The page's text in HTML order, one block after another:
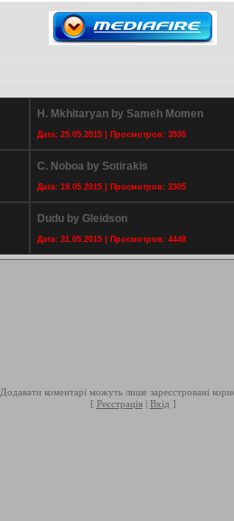
H. Mkhitaryan by Sameh Momen
Дата: 25.05.2015 | Просмотров: 3935
C. Noboa by Sotirakis
Дата: 19.05.2015 | Просмотров: 3305
Dudu by Gleidson
Дата: 31.05.2015 | Просмотров: 4448
Додавати коментарі можуть лише зареєстровані
[ Реєстрація| Вхід ]